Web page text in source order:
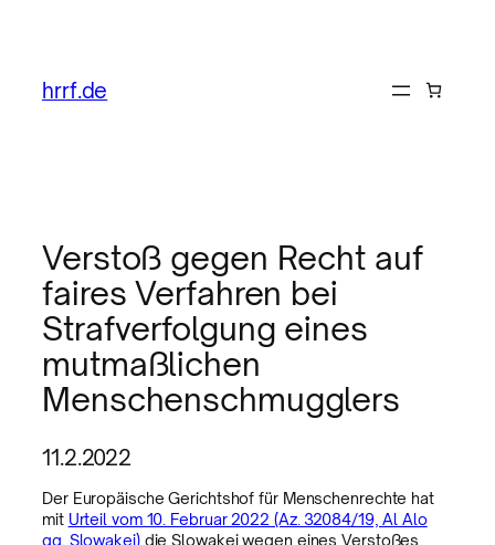
hrrf.de
Verstoß gegen Recht auf
faires Verfahren bei
Strafverfolgung eines
mutmaßlichen
Menschenschmugglers
11.2.2022
Der Europäische Gerichtshof für Menschenrechte hat
mit Urteil vom 10. Februar 2022 (Az. 32084/19, Al Alo
gg. Slowakei)die Slowakei wegen eines Verstoßes